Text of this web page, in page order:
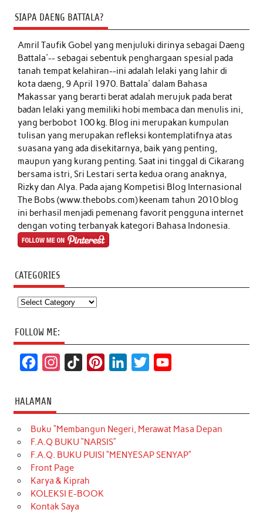
SIAPA DAENG BATTALA?
Amril Taufik Gobelyang menjuluki dirinya sebagai Daeng
Battala'-- sebagai sebentuk penghargaan spesial pada
tanah tempat kelahiran--ini adalah lelaki yang lahir di
kota daeng, 9 April 1970. Battala' dalam Bahasa
Makassar yang berarti berat adalah merujuk pada berat
badan lelaki yang memiliki hobi membaca dan menulis ini,
yang berbobot 100 kg. Blog ini merupakan kumpulan
tulisan yang merupakan refleksi kontemplatifnya atas
suasana yang ada disekitarnya, baik yang penting,
maupun yang kurang penting. Saat ini tinggal di Cikarang
bersama istri, Sri Lestari serta kedua orang anaknya,
Rizky dan Alya. Pada ajang Kompetisi Blog Internasional
The Bobs (www.thebobs.com) keenam tahun 2010 blog
ini berhasil menjadi pemenang favorit pengguna internet
dengan voting terbanyak kategori Bahasa Indonesia.
CATEGORIES
Categories
FOLLOW ME:
c
e
b
o
o
k
t
a
g
r
a
m
T
o
k
t
e
r
k
e
d
t
t
e
T
u
b
HALAMAN
Buku “Membangun Negeri, Merawat Masa Depan
F.A.Q BUKU “NARSIS”
F.A.Q. BUKU PUISI “MENYESAP SENYAP”
Front Page
Karya & Kiprah
KOLEKSI E-BOOK
Kontak Saya